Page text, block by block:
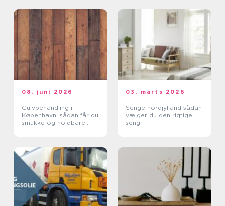
08. juni 2026
Gulvbehandling i
København: sådan får du
smukke og holdbare
03. marts 2026
Senge nordjylland sådan
vælger du den rigtige
seng